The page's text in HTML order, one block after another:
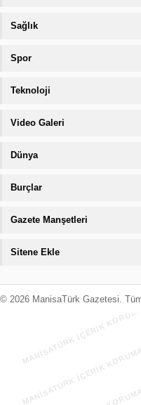
Sağlık
Spor
Teknoloji
Video Galeri
Dünya
Burçlar
Gazete Manşetleri
Sitene Ekle
© 2026 ManisaTürk Gazetesi. Tüm
MANİSATÜRK İÇERİK
MANİSATÜRK İÇERİK